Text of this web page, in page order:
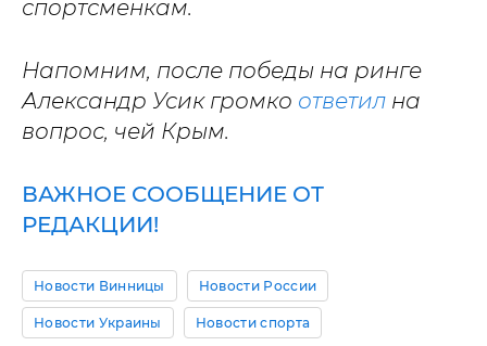
спортсменкам.
Напомним, после победы на ринге
Александр Усик громко ответил на
вопрос, чей Крым.
ВАЖНОЕ СООБЩЕНИЕ ОТ
РЕДАКЦИИ!
Новости Винницы Новости России
Новости Украины Новости спорта